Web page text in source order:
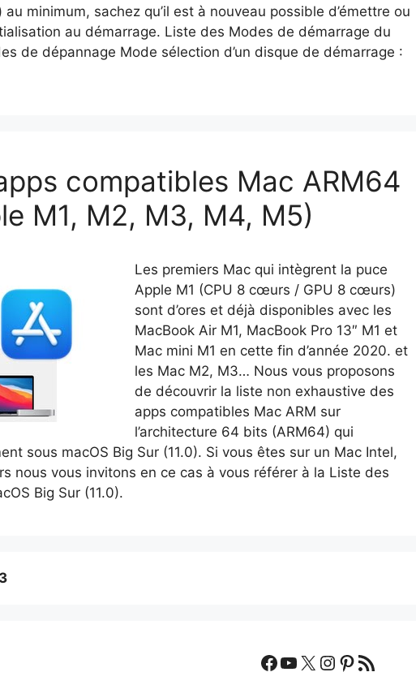
au minimum, sachez qu’il est à nouveau possible d’émettre ou
au démarrage. Liste des Modes de démarrage du
de dépannage Mode sélection d’un disque de démarrage :
compatibles Mac ARM64
M1, M2, M3, M4, M5)
Les premiers Mac qui intègrent la puce
Apple M1 (CPU 8 cœurs / GPU 8 cœurs)
sont d’ores et déjà disponibles avec les
MacBook Air M1, MacBook Pro 13″ M1 et
Mac mini M1 en cette fin d’année 2020. et
les Mac M2, M3… Nous vous proposons
de découvrir la liste non exhaustive des
apps compatibles Mac ARM sur
l’architecture 64 bits (ARM64) qui
sous macOS Big Sur (11.0). Si vous êtes sur un Mac Intel,
nous vous invitons en ce cas à vous référer à la Liste des
Big Sur (11.0).
Page
3
Facebook
YouTube
X Instagram
Pinterest
Flux RSS